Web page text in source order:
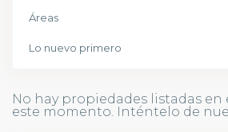
Áreas
Lo nuevo primero
No hay propiedades listadas en
este momento. Inténtelo de